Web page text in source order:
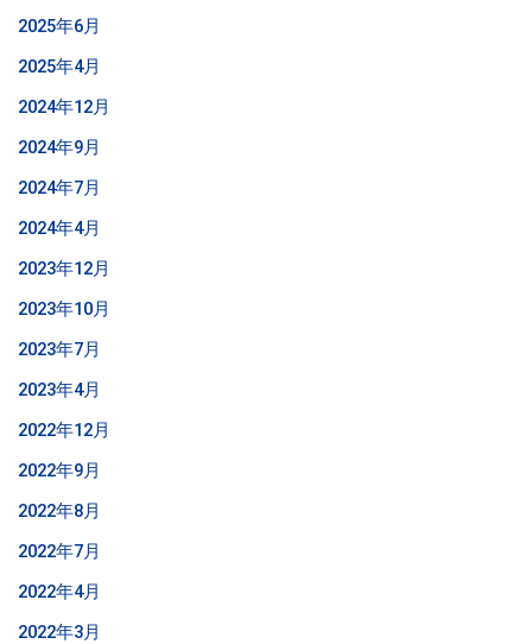
2025年6月
2025年4月
2024年12月
2024年9月
2024年7月
2024年4月
2023年12月
2023年10月
2023年7月
2023年4月
2022年12月
2022年9月
2022年8月
2022年7月
2022年4月
2022年3月